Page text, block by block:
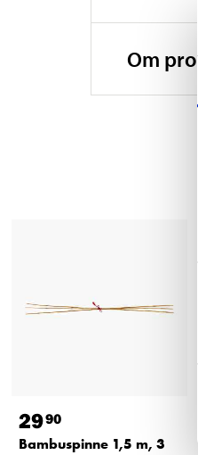
Om
2990
Bambuspinne 1,5 m, 3